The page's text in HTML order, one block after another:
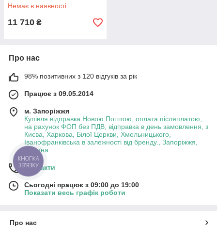
Немає в наявності
11 710 ₴
Про нас
98% позитивних з 120 відгуків за рік
Працює з 09.05.2014
м. Запоріжжя
Купівля відправка Новою Поштою, оплата післяплатою,
на рахунок ФОП без ПДВ, відправка в день замовлення, з
Києва, Харкова, Білої Церкви, Хмельницького,
Іванофранківська в залежності від бренду., Запоріжжя,
Україна
Контакти
Сьогодні працює з 09:00 до 19:00
Показати весь графік роботи
Про нас